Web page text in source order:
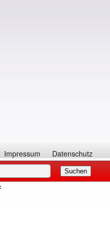
Impressum Datenschutz
: